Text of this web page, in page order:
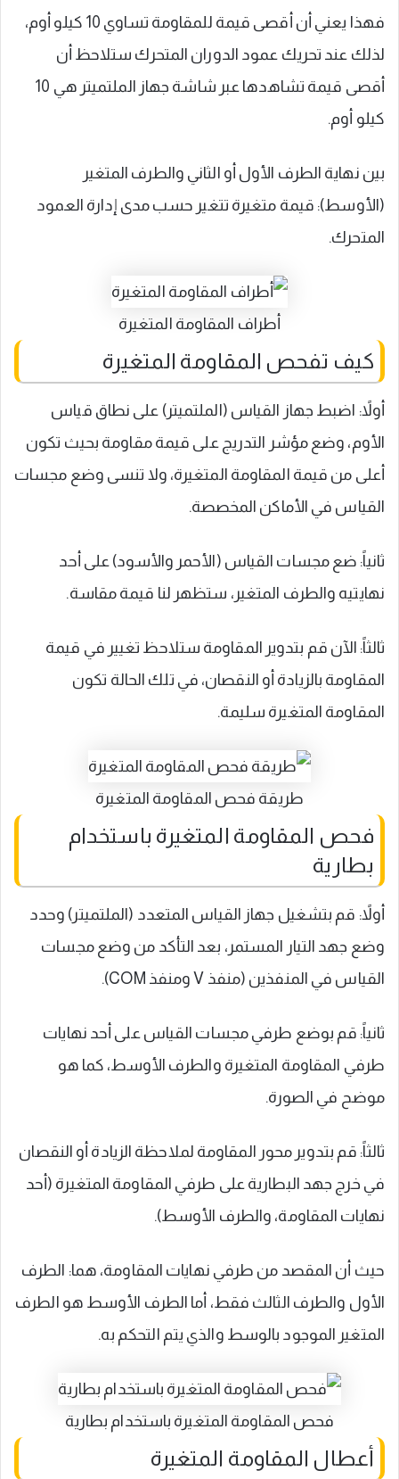
فهذا يعني أن أقصى قيمة للمقاومة تساوي 10 كيلو أوم،
لذلك عند تحريك عمود الدوران المتحرك ستلاحظ أن
أقصى قيمة تشاهدها عبر شاشة جهاز الملتميتر هي 10
كيلو أوم.
بين نهاية الطرف الأول أو الثاني والطرف المتغير
(الأوسط): قيمة متغيرة تتغير حسب مدى إدارة العمود
المتحرك.
أطراف المقاومة المتغيرة
كيف تفحص المقاومة المتغيرة
أولاً: اضبط جهاز القياس (الملتميتر) على نطاق قياس
الأوم، وضع مؤشر التدريج على قيمة مقاومة بحيث تكون
أعلى من قيمة المقاومة المتغيرة، ولا تنسى وضع مجسات
القياس في الأماكن المخصصة.
ثانياً: ضع مجسات القياس (الأحمر والأسود) على أحد
نهايتيه والطرف المتغير، ستظهر لنا قيمة مقاسة.
ثالثاً: الآن قم بتدوير المقاومة ستلاحظ تغيير في قيمة
المقاومة بالزيادة أو النقصان، في تلك الحالة تكون
المقاومة المتغيرة سليمة.
طريقة فحص المقاومة المتغيرة
فحص المقاومة المتغيرة باستخدام
بطارية
أولاً: قم بتشغيل جهاز القياس المتعدد (الملتميتر) وحدد
وضع جهد التيار المستمر، بعد التأكد من وضع مجسات
القياس في المنفذين (منفذ V ومنفذ COM).
ثانياً: قم بوضع طرفي مجسات القياس على أحد نهايات
طرفي المقاومة المتغيرة والطرف الأوسط، كما هو
موضح في الصورة.
ثالثاً: قم بتدوير محور المقاومة لملاحظة الزيادة أو النقصان
في خرج جهد البطارية على طرفي المقاومة المتغيرة (أحد
نهايات المقاومة، والطرف الأوسط).
حيث أن المقصد من طرفي نهايات المقاومة، هما: الطرف
الأول والطرف الثالث فقط، أما الطرف الأوسط هو الطرف
المتغير الموجود بالوسط والذي يتم التحكم به.
فحص المقاومة المتغيرة باستخدام بطارية
أعطال المقاومة المتغيرة